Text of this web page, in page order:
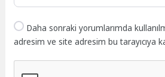
Daha sonraki yorumlarımda
adresim ve site adresim bu tarayıcıya